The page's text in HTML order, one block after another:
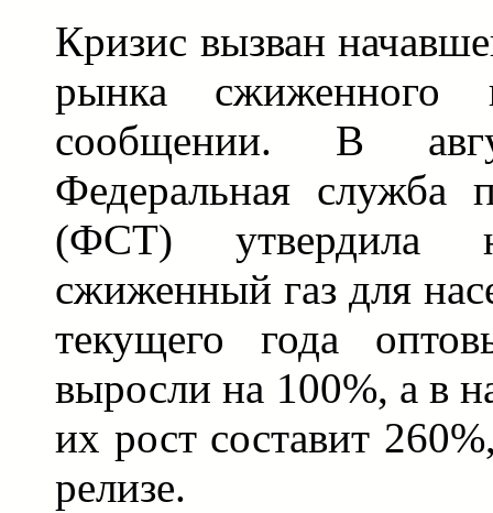
Кризис вызван
рынка сжиженного
сообщении. В
Федеральная служба
(ФСТ) утвердила
сжиженный газ для
текущего года
выросли на 100%, а в
их рост составит
релизе.